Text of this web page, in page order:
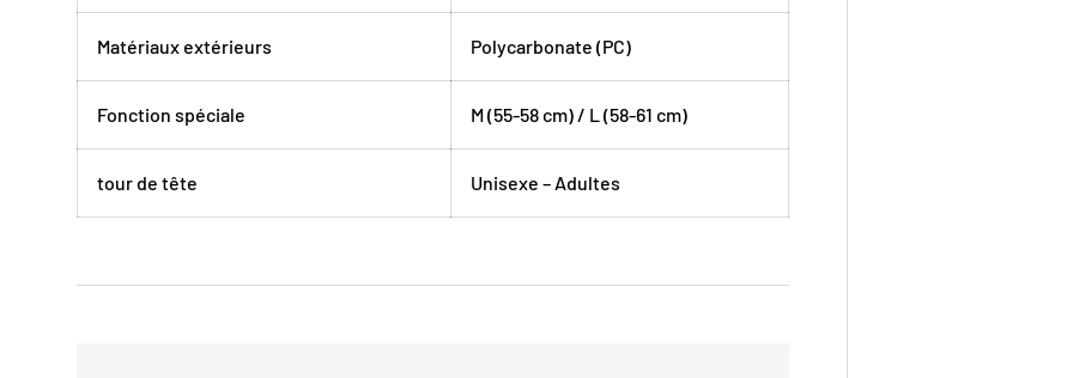
Matériaux extérieurs Polycarbonate (PC)
Fonction spéciale M (55-58 cm) / L (58-61 cm)
tour de tête Unisexe – Adultes